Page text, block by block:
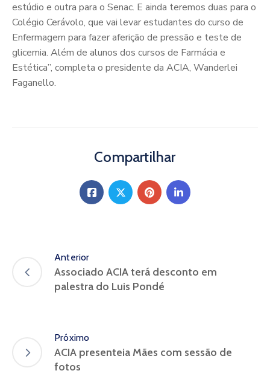
estúdio e outra para o Senac. E ainda teremos duas para o
Colégio Cerávolo, que vai levar estudantes do curso de
Enfermagem para fazer aferição de pressão e teste de
glicemia. Além de alunos dos cursos de Farmácia e
Estética”, completa o presidente da ACIA, Wanderlei
Faganello.
Compartilhar
Anterior
Associado ACIA terá desconto em
palestra do Luis Pondé
Próximo
ACIA presenteia Mães com sessão de
fotos